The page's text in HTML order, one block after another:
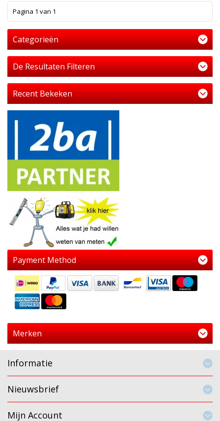
Pagina 1 van 1
Categorieën
De Resultaten Filteren
Recent Bekeken
Payment Method
Merken
Informatie
Nieuwsbrief
Mijn Account